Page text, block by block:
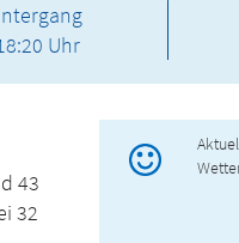
Uhr
43
32